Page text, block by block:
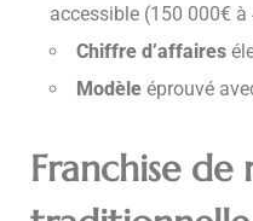
accessible (150 000€
Chiffre d’affaires
Modèle éprouvé
Franchise